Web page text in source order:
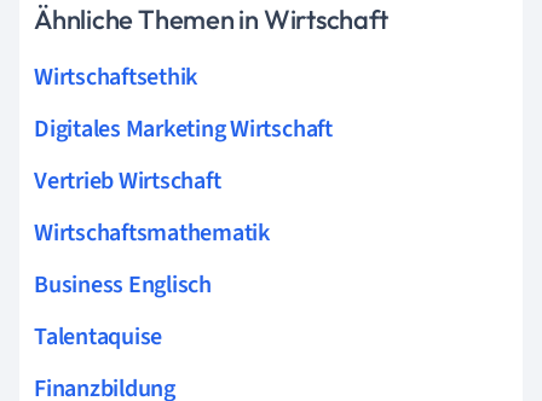
Ähnliche Themen in Wirtschaft
Wirtschaftsethik
Digitales Marketing Wirtschaft
Vertrieb Wirtschaft
Wirtschaftsmathematik
Business Englisch
Talentaquise
Finanzbildung